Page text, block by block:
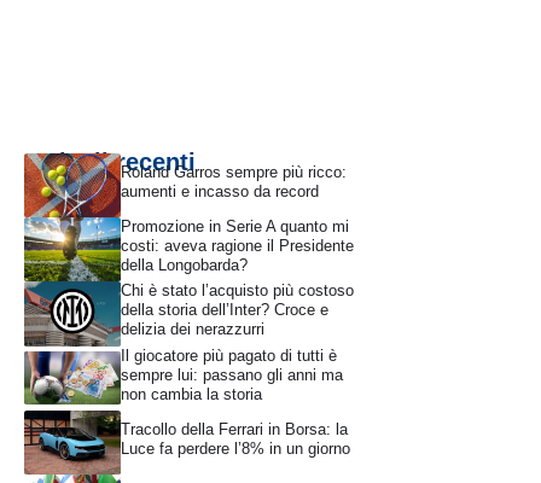
Articoli recentiRoland Garros sempre più ricco:
aumenti e incasso da record
Promozione in Serie A quanto mi
costi: aveva ragione il Presidente
della Longobarda?
Chi è stato l’acquisto più costoso
della storia dell’Inter? Croce e
delizia dei nerazzurri
Il giocatore più pagato di tutti è
sempre lui: passano gli anni ma
non cambia la storia
Tracollo della Ferrari in Borsa: la
Luce fa perdere l’8% in un giorno